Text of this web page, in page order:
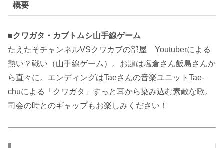
概要
■クワガタ・カブトムシ山手線ゲーム
たえたそチャンネルVSクワカブの部屋 Youtuberによる
熱い？戦い（山手線ゲーム）。お題は塩倉さん飯島さんか
ら直々に。エンディングはTaeさんの音楽ユニットTae-
chuによる「クワガタ」すっと耳から染み込む素敵な歌。
司会の時とのギャップもお楽しみください！